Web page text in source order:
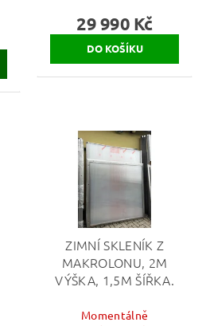
29 990 Kč
ZIMNÍ SKLENÍK Z
MAKROLONU, 2M
VÝŠKA, 1,5M ŠÍŘKA.
Momentálně